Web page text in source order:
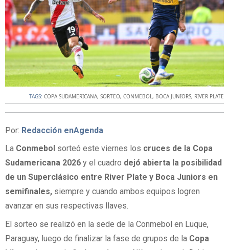
TAGS: COPA SUDAMERICANA, SORTEO, CONMEBOL, BOCA JUNIORS, RIVER PLATE
Por: Redacción enAgenda
La Conmebol sorteó este viernes los cruces de la Copa
Sudamericana 2026 y el cuadro dejó abierta la posibilidad
de un Superclásico entre River Plate y Boca Juniors en
semifinales, siempre y cuando ambos equipos logren
avanzar en sus respectivas llaves.
El sorteo se realizó en la sede de la Conmebol en Luque,
Paraguay, luego de finalizar la fase de grupos de la Copa